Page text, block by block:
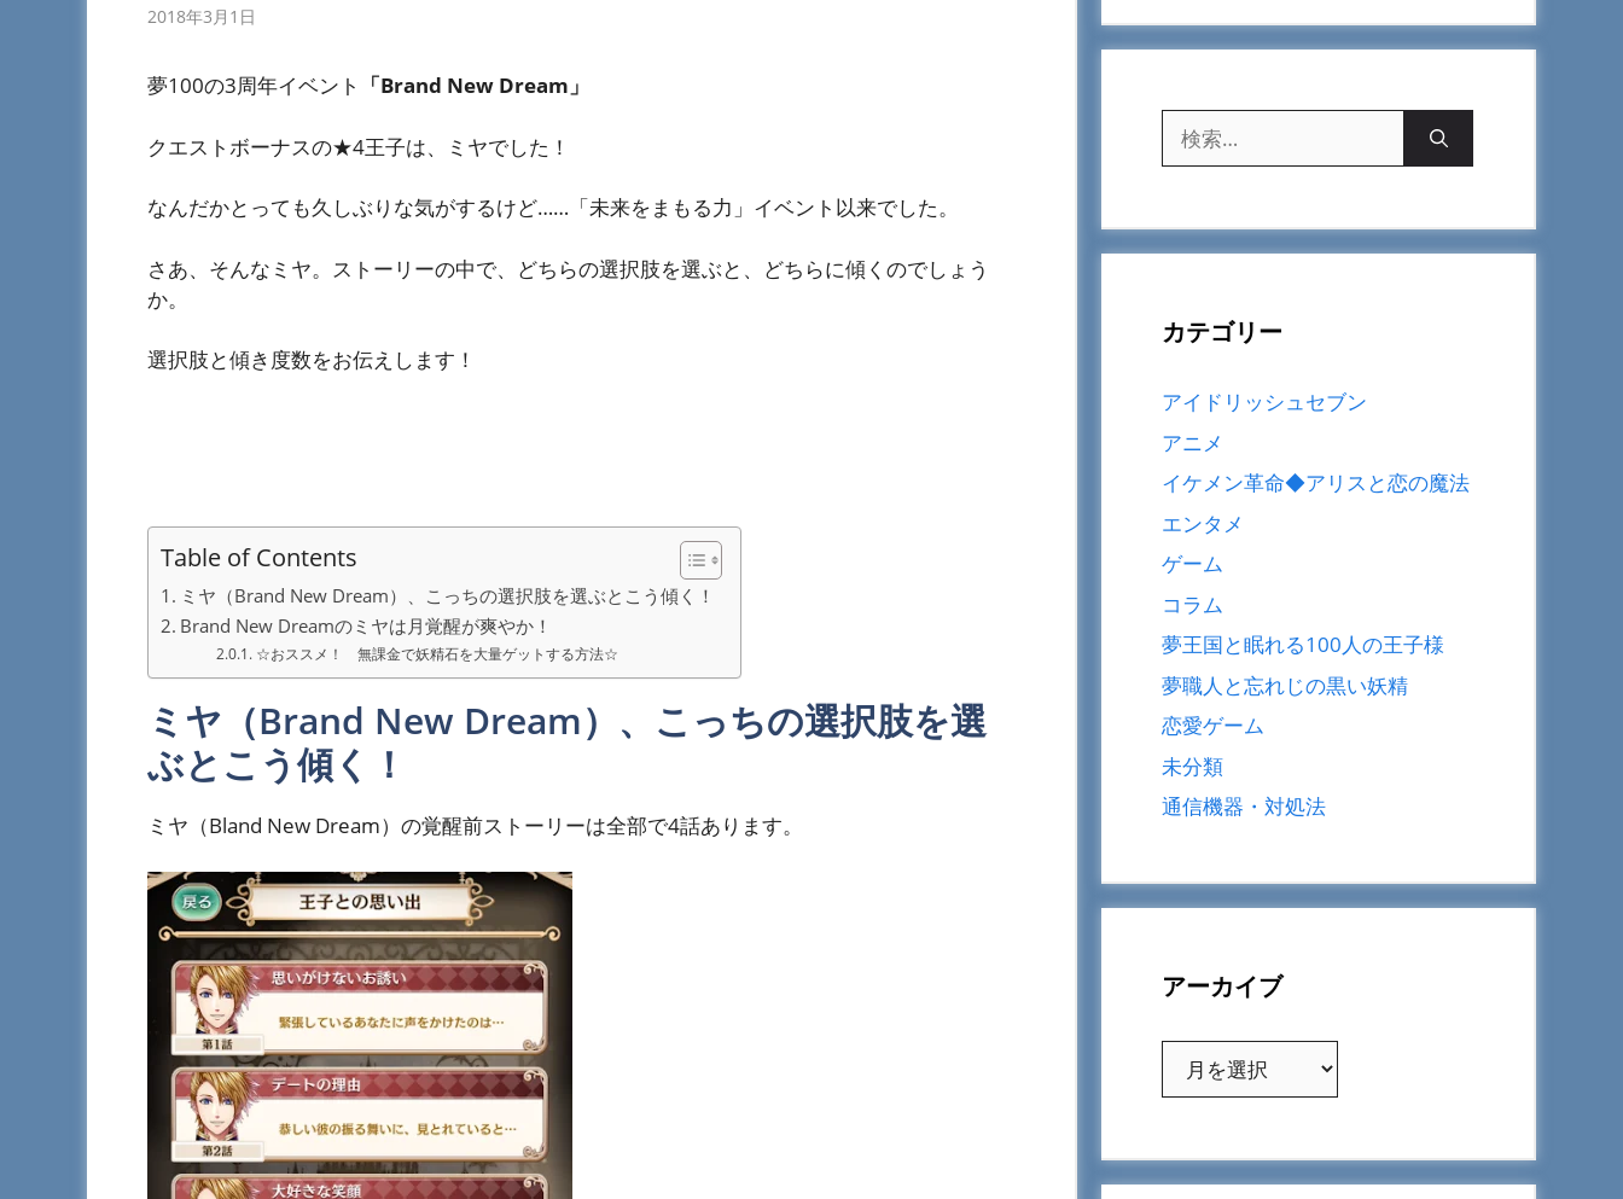
2018年3月1日
夢100の3周年イベント 「Brand New Dream」
クエストボーナスの★4王子は、ミヤでした！
なんだかとっても久しぶりな気がするけど……「未来をまもる力」イベント以来でした。
さあ、そんなミヤ。ストーリーの中で、どちらの選択肢を選ぶと、どちらに傾くのでしょう
か。
選択肢と傾き度数をお伝えします！
Table of Contents
ミヤ（Brand New Dream）、こっちの選択肢を選ぶとこう傾く！
Brand New Dreamのミヤは月覚醒が爽やか！
☆おススメ！ 無課金で妖精石を大量ゲットする方法☆
ミヤ（Brand New Dream）、こっちの選択肢を選
ぶとこう傾く！
ミヤ（Bland New Dream）の覚醒前ストーリーは全部で4話あります。
索:
カテゴリー
アイドリッシュセブン
アニメ
イケメン革命◆アリスと恋の魔法
エンタメ
ゲーム
コラム
夢王国と眠れる100人の王子様
夢職人と忘れじの黒い妖精
恋愛ゲーム
未分類
通信機器・対処法
アーカイブ